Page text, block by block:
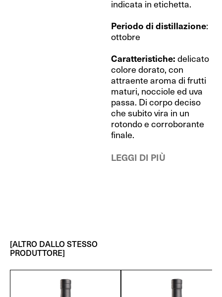
indicata in etichetta.
Periodo di distillazione:
ottobre
Caratteristiche: delicato
colore dorato, con
attraente aroma di frutti
maturi, nocciole ed uva
passa. Di corpo deciso
che subito vira in un
rotondo e corroborante
finale.
LEGGI DI PIÙ
[ALTRO DALLO STESSO
PRODUTTORE]